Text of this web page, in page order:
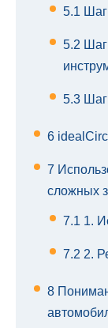
5.1
5.2
5.3
6
7
сложных
7.1 1.
7.2 2.
8